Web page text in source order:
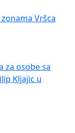
Vršca
za osobe sa
Kljajic u